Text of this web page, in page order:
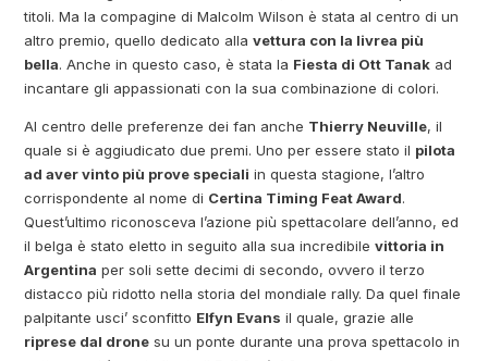
titoli. Ma la compagine di Malcolm Wilson è stata al centro di un
altro premio, quello dedicato allavettura con la livrea più
bella. Anche in questo caso, è stata la Fiesta di Ott Tanak ad
incantare gli appassionati con la sua combinazione di colori.
Al centro delle preferenze dei fan anche Thierry Neuville, il
quale si è aggiudicato due premi. Uno per essere stato il pilota
ad aver vinto più prove speciali in questa stagione, l’altro
corrispondente al nome di Certina Timing Feat Award.
Quest’ultimo riconosceva l’azione più spettacolare dell’anno, ed
il belga è stato eletto in seguito alla sua incredibilevittoria in
Argentina per soli sette decimi di secondo, ovvero il terzo
distacco più ridotto nella storia del mondiale rally. Da quel finale
palpitante usci’ sconfitto Elfyn Evans il quale, grazie alle
riprese dal drone su un ponte durante una prova spettacolo in